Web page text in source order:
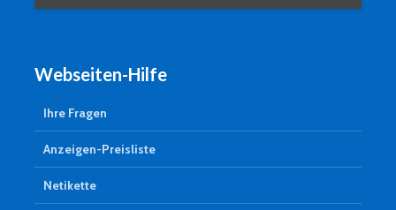
Webseiten-Hilfe
Ihre Fragen
Anzeigen-Preisliste
Netikette